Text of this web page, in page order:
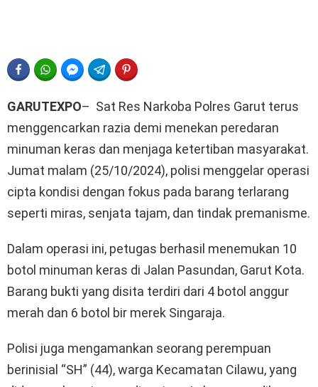
FACEBOOKWHATSAPPFACEBOOK MESSENGER
TELEGRAM
GARUTEXPO– Sat Res Narkoba Polres Garut terus
menggencarkan razia demi menekan peredaran
minuman keras dan menjaga ketertiban masyarakat.
Jumat malam (25/10/2024), polisi menggelar operasi
cipta kondisi dengan fokus pada barang terlarang
seperti miras, senjata tajam, dan tindak premanisme.
Dalam operasi ini, petugas berhasil menemukan 10
botol minuman keras di Jalan Pasundan, Garut Kota.
Barang bukti yang disita terdiri dari 4 botol anggur
merah dan 6 botol bir merek Singaraja.
Polisi juga mengamankan seorang perempuan
berinisial “SH” (44), warga Kecamatan Cilawu, yang